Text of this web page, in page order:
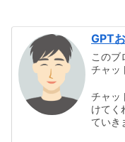
GPT
このブ
チャッ
チャッ
けてく
ていき